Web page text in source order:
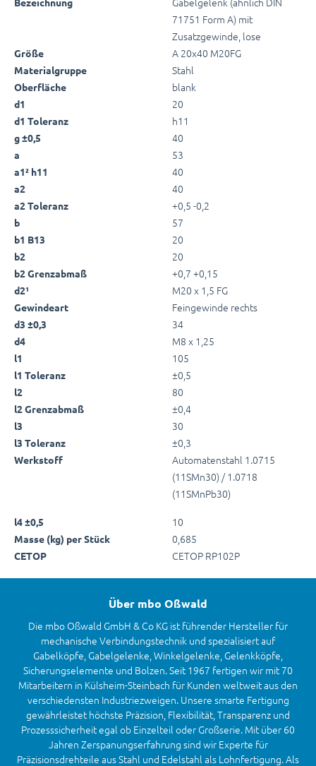
71751 Form A) mit
Zusatzgewinde, lose
Größe A 20x40 M20FG
Materialgruppe Stahl
Oberfläche blank
d1 20
d1 Toleranz h11
g ±0,5 40
a 53
a1² h11 40
a2 40
a2 Toleranz +0,5 -0,2
b 57
b1 B13 20
b2 20
b2 Grenzabmaß +0,7 +0,15
d2¹ M20 x 1,5 FG
Gewindeart Feingewinde rechts
d3 ±0,3 34
d4 M8 x 1,25
l1 105
l1 Toleranz ±0,5
l2 80
l2 Grenzabmaß ±0,4
l3 30
l3 Toleranz ±0,3
Werkstoff
Automatenstahl 1.0715
(11SMn30) / 1.0718
(11SMnPb30)
l4 ±0,5 10
Masse (kg) per Stück 0,685
CETOP CETOP RP102P
Über mbo Oßwald
Die mbo Oßwald GmbH & Co KG ist führender Hersteller für
mechanische Verbindungstechnik und spezialisiert auf
Gabelköpfe, Gabelgelenke, Winkelgelenke, Gelenkköpfe,
Sicherungselemente und Bolzen. Seit 1967 fertigen wir mit 70
Mitarbeitern in Külsheim-Steinbach für Kunden weltweit aus den
verschiedensten Industriezweigen. Unsere smarte Fertigung
gewährleistet höchste Präzision, Flexibilität, Transparenz und
Prozesssicherheit egal ob Einzelteil oder Großserie. Mit über 60
Jahren Zerspanungserfahrung sind wir Experte für
Präzisionsdrehteile aus Stahl und Edelstahl als Lohnfertigung. Als